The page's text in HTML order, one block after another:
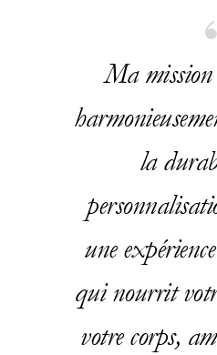
Ma mission
la
une
qui nourrit
votre corps,